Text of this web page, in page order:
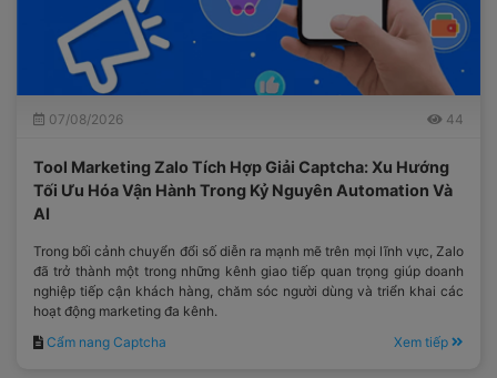
07/08/2026 44
Tool Marketing Zalo Tích Hợp Giải Captcha: Xu Hướng
Tối Ưu Hóa Vận Hành Trong Kỷ Nguyên Automation Và
AI
Trong bối cảnh chuyển đổi số diễn ra mạnh mẽ trên mọi lĩnh vực, Zalo
đã trở thành một trong những kênh giao tiếp quan trọng giúp doanh
nghiệp tiếp cận khách hàng, chăm sóc người dùng và triển khai các
hoạt động marketing đa kênh.
Cẩm nang Captcha
Xem tiếp